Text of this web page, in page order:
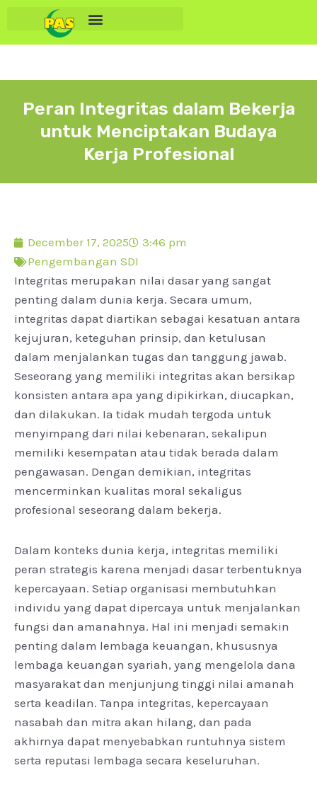
Peran Integritas dalam Bekerja
untuk Menciptakan Budaya
Kerja Profesional
December 17, 2025
3:46 pm
Pengembangan SDI
Integritas merupakan nilai dasar yang sangat
penting dalam dunia kerja. Secara umum,
integritas dapat diartikan sebagai kesatuan antara
kejujuran, keteguhan prinsip, dan ketulusan
dalam menjalankan tugas dan tanggung jawab.
Seseorang yang memiliki integritas akan bersikap
konsisten antara apa yang dipikirkan, diucapkan,
dan dilakukan. Ia tidak mudah tergoda untuk
menyimpang dari nilai kebenaran, sekalipun
memiliki kesempatan atau tidak berada dalam
pengawasan. Dengan demikian, integritas
mencerminkan kualitas moral sekaligus
profesional seseorang dalam bekerja.
Dalam konteks dunia kerja, integritas memiliki
peran strategis karena menjadi dasar terbentuknya
kepercayaan. Setiap organisasi membutuhkan
individu yang dapat dipercaya untuk menjalankan
fungsi dan amanahnya. Hal ini menjadi semakin
penting dalam lembaga keuangan, khususnya
lembaga keuangan syariah, yang mengelola dana
masyarakat dan menjunjung tinggi nilai amanah
serta keadilan. Tanpa integritas, kepercayaan
nasabah dan mitra akan hilang, dan pada
akhirnya dapat menyebabkan runtuhnya sistem
serta reputasi lembaga secara keseluruhan.